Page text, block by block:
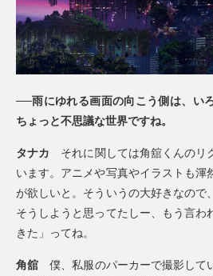
──雨にゆれる画面の向こう側は、い
ちょっと不思議な世界ですね。
タナカ それに関しては角舘くんのリ
います。アニメや写真やイラストも渾
が欲しいと。そういうの大好きなので
そうしようと思ってたしー、もう言わ
きた」ってね。
角舘 僕、私服のパーカーで撮影して